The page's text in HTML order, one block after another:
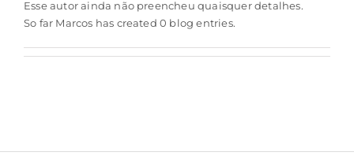
Esse autor ainda não preencheu quaisquer detalhes.
So far Marcos has created 0 blog entries.